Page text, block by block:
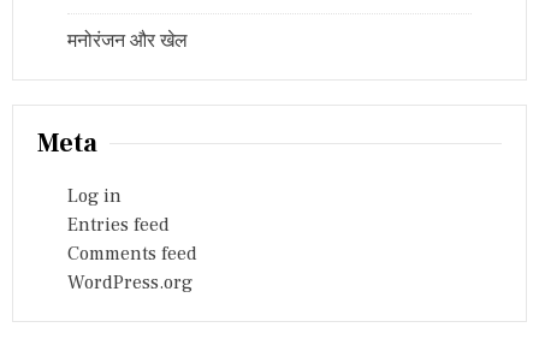
मनोरंजन और खेल
Meta
Log in
Entries feed
Comments feed
WordPress.org